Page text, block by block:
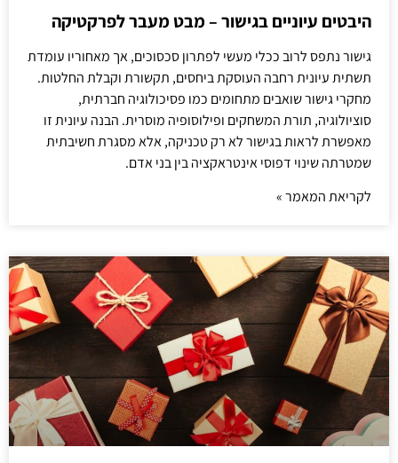
היבטים עיוניים בגישור – מבט מעבר לפרקטיקה
גישור נתפס לרוב ככלי מעשי לפתרון סכסוכים, אך מאחוריו עומדת
תשתית עיונית רחבה העוסקת ביחסים, תקשורת וקבלת החלטות.
מחקרי גישור שואבים מתחומים כמו פסיכולוגיה חברתית,
סוציולוגיה, תורת המשחקים ופילוסופיה מוסרית. הבנה עיונית זו
מאפשרת לראות בגישור לא רק טכניקה, אלא מסגרת חשיבתית
שמטרתה שינוי דפוסי אינטראקציה בין בני אדם.
לקריאת המאמר »